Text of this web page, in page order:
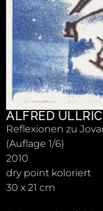
ALFRED
Reflexionen zu
(Auflage 1/6)
2010
dry point koloriert
30 x 21 cm